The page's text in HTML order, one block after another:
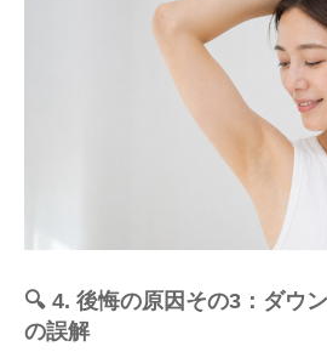
🔍 4. 後悔の原因その3：ダウ
の誤解